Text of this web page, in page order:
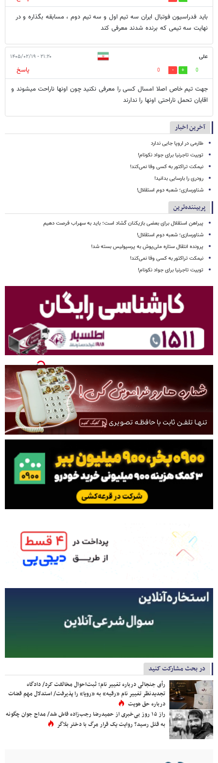
باید فدراسیون فوتبال ایران سه تیم اول و سه تیم دوم ، مسابقه بگذاره و در
نهایت سه تیمی که برنده شدند معرفی کند
علی ۲۱:۲۰ - ۱۴۰۵/۰۲/۱۹
0
0
پاسخ
جهت تیم خاص اصلا امسال کسی را معرفی نکنید چون اونها ناراحت میشوند و
اقایان تحمل ناراحتی اونها را ندارند
آخرین اخبار
طارمی در اروپا جایی ندارد
توییت تاجرنیا برای جواد نکونام!
نیمکت تراکتور به کسی وفا نمی‌کند!
رودری را بارسایی بدانید!
شناورسازی؛ شعبه دوم استقلال!
پربیننده‌ترین
پیراهن استقلال برای بعضی بازیکنان گشاد است؛ باید به سهراب فرصت دهیم
شناورسازی؛ شعبه دوم استقلال!
پرونده انتقال ستاره ملی‌پوش به پرسپولیس بسته شد!
نیمکت تراکتور به کسی وفا نمی‌کند!
توییت تاجرنیا برای جواد نکونام!
در بحث مشارکت کنید
رأی جنجالی درباره تغییر نام؛ ثبت‌احوال مخالفت کرد/ دادگاه
تجدیدنظر تغییر نام «رقیه» به «رویا» را پذیرفت/ استدلال مهم قضات
درباره حق هویت
راز ۱۵ روز بی‌خبری از حمیدرضا رجب‌زاده فاش شد/ مداح جوان چگونه
به قتل رسید؟ روایت یک قرار مرگ با دختر بلاگر